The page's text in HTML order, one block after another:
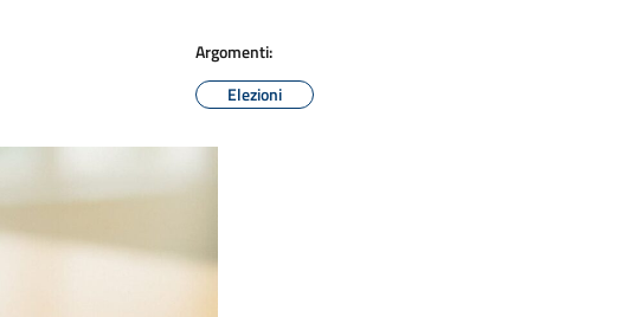
Argomenti:
Elezioni